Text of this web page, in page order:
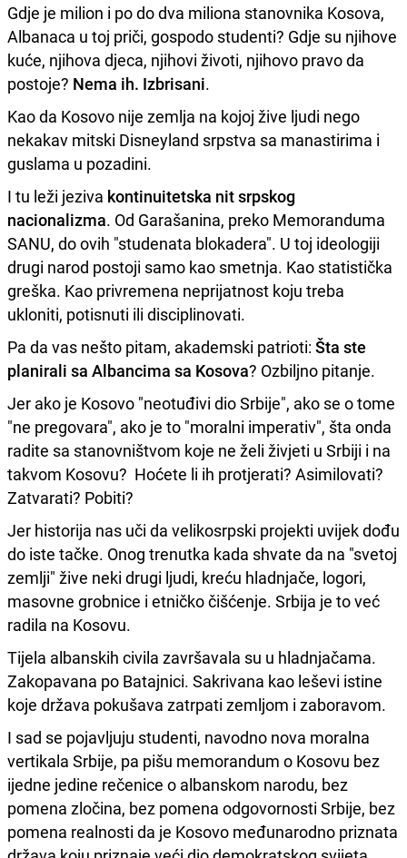
Gdje je milion i po do dva miliona stanovnika Kosova,
Albanaca u toj priči, gospodo studenti? Gdje su njihove
kuće, njihova djeca, njihovi životi, njihovo pravo da
postoje? Nema ih. Izbrisani.
Kao da Kosovo nije zemlja na kojoj žive ljudi nego
nekakav mitski Disneyland srpstva sa manastirima i
guslama u pozadini.
I tu leži jeziva kontinuitetska nit srpskog
nacionalizma. Od Garašanina, preko Memoranduma
SANU, do ovih "studenata blokadera". U toj ideologiji
drugi narod postoji samo kao smetnja. Kao statistička
greška. Kao privremena neprijatnost koju treba
ukloniti, potisnuti ili disciplinovati.
Pa da vas nešto pitam, akademski patrioti: Šta ste
planirali sa Albancima sa Kosova? Ozbiljno pitanje.
Jer ako je Kosovo "neotuđivi dio Srbije", ako se o tome
"ne pregovara", ako je to "moralni imperativ", šta onda
radite sa stanovništvom koje ne želi živjeti u Srbiji i na
takvom Kosovu? Hoćete li ih protjerati? Asimilovati?
Zatvarati? Pobiti?
Jer historija nas uči da velikosrpski projekti uvijek dođu
do iste tačke. Onog trenutka kada shvate da na "svetoj
zemlji" žive neki drugi ljudi, kreću hladnjače, logori,
masovne grobnice i etničko čišćenje. Srbija je to već
radila na Kosovu.
Tijela albanskih civila završavala su u hladnjačama.
Zakopavana po Batajnici. Sakrivana kao leševi istine
koje država pokušava zatrpati zemljom i zaboravom.
I sad se pojavljuju studenti, navodno nova moralna
vertikala Srbije, pa pišu memorandum o Kosovu bez
ijedne jedine rečenice o albanskom narodu, bez
pomena zločina, bez pomena odgovornosti Srbije, bez
pomena realnosti da je Kosovo međunarodno priznata